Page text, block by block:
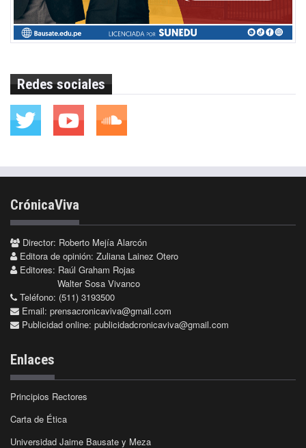
Redes sociales
CrónicaViva
Director: Roberto Mejía Alarcón
Editora de opinión: Zuliana Lainez Otero
Editores: Raúl Graham Rojas
Walter Sosa Vivanco
Teléfono: (511) 3193500
Email: prensacronicaviva@gmail.com
Publicidad online: publicidadcronicaviva@gmail.com
Enlaces
Principios Rectores
Carta de Ética
Universidad Jaime Bausate y Meza